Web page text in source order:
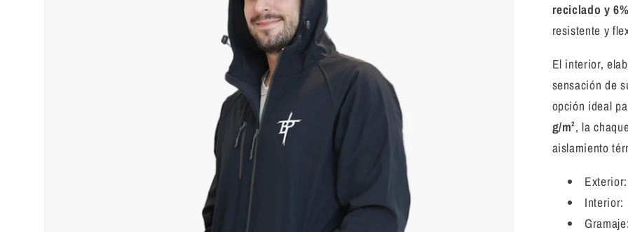
reciclado y
resistente y
El interior,
sensación de
opción ideal
g/m², la
aislamiento
Interior: